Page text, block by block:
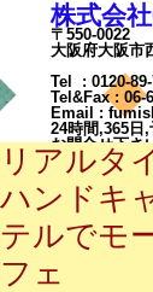
株式会
〒550-0022
大阪府大阪市
ﾗﾊﾟﾝｼﾞ
Tel : 0120-
Tel&Fax : 06-
Email
:
24時間,365日
お問合せ下さ
リアルタ
ハンドキ
テルでモ
フェ